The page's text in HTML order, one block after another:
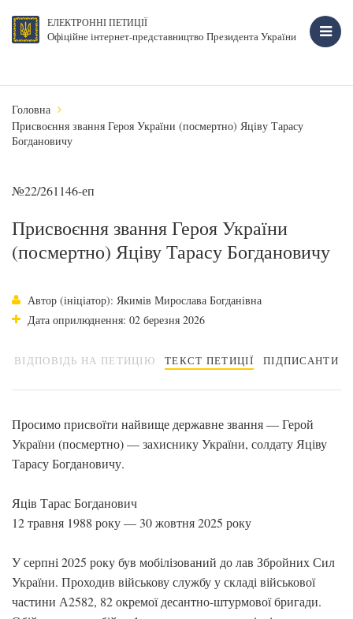
ЕЛЕКТРОННІ ПЕТИЦІЇ
Офіційне інтернет-представництво Президента України
Головна
Присвоєння звання Героя України (посмертно) Яціву Тарасу
Богдановичу
№22/261146-еп
Присвоєння звання Героя України
(посмертно) Яціву Тарасу Богдановичу
Автор (ініціатор): Якимів Мирослава Богданівна
Дата оприлюднення: 02 березня 2026
ВІДПОВІДЬ НА ПЕТИЦІЮ ТЕКСТ ПЕТИЦІЇ ПІДПИСАНТИ
Просимо присвоїти найвище державне звання — Герой
України (посмертно) — захиснику України, солдату Яціву
Тарасу Богдановичу.
Яців Тарас Богданович
12 травня 1988 року — 30 жовтня 2025 року
У серпні 2025 року був мобілізований до лав Збройних Сил
України. Проходив військову службу у складі військової
частини А2582, 82 окремої десантно-штурмової бригади.